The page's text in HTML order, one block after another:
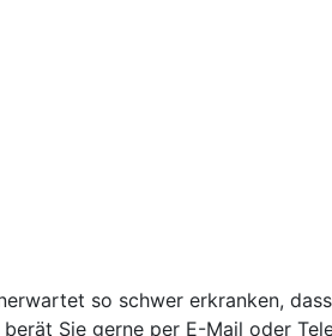
so schwer erkranken,
Sie gerne per E-Mail oder